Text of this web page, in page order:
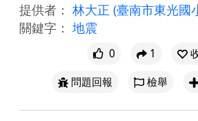
提供者： 林大正 (臺南市東光國
關鍵字： 地震
0 1
問題回報
檢舉